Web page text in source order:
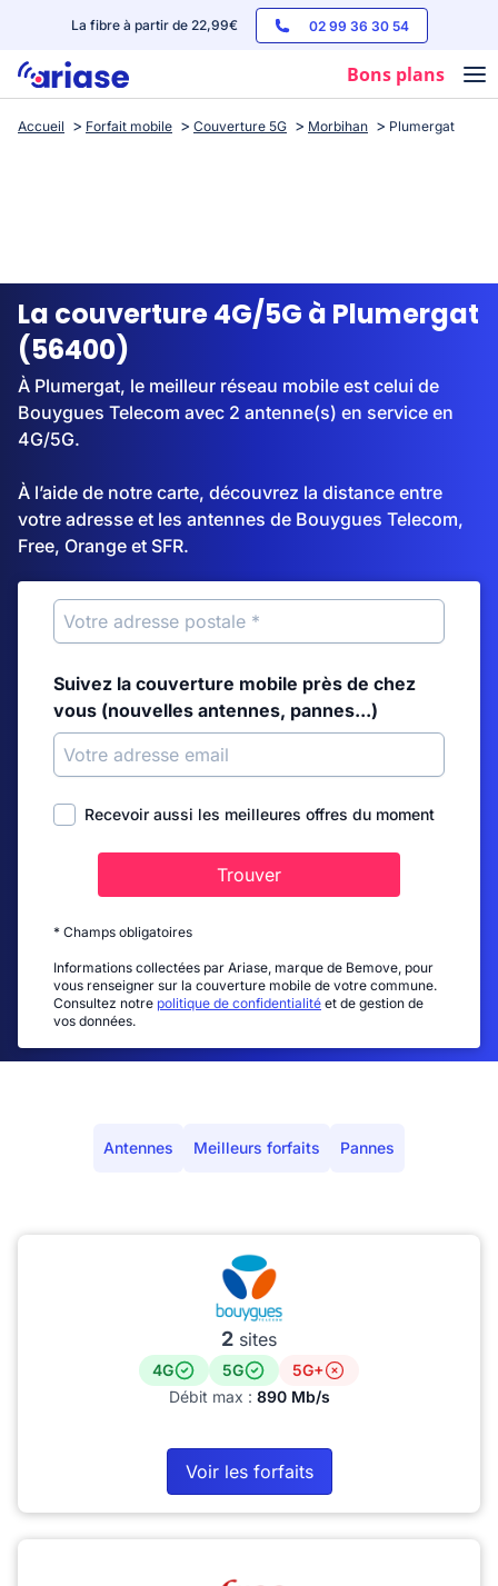
La fibre à partir de 22,99€ 02 99 36 30 54
Bons plans
Box internet
Streaming
Accueil Forfait mobile Couverture 5G Morbihan Plumergat
La couverture 4G/5G à Plumergat
(56400)
À Plumergat, le meilleur réseau mobile est celui de
Bouygues Telecom avec 2 antenne(s) en service en
4G/5G.
À l’aide de notre carte, découvrez la distance entre
votre adresse et les antennes de Bouygues Telecom,
Free, Orange et SFR.
Suivez la couverture mobile près de chez
vous (nouvelles antennes, pannes...)
Recevoir aussi les meilleures offres du moment
Trouver
* Champs obligatoires
Informations collectées par Ariase, marque de Bemove, pour
vous renseigner sur la couverture mobile de votre commune.
Consultez notre politique de confidentialité et de gestion de
vos données.
Antennes Meilleurs forfaits Pannes
2 sites
4G 5G
5G+
Débit max : 890 Mb/s
Voir les forfaits